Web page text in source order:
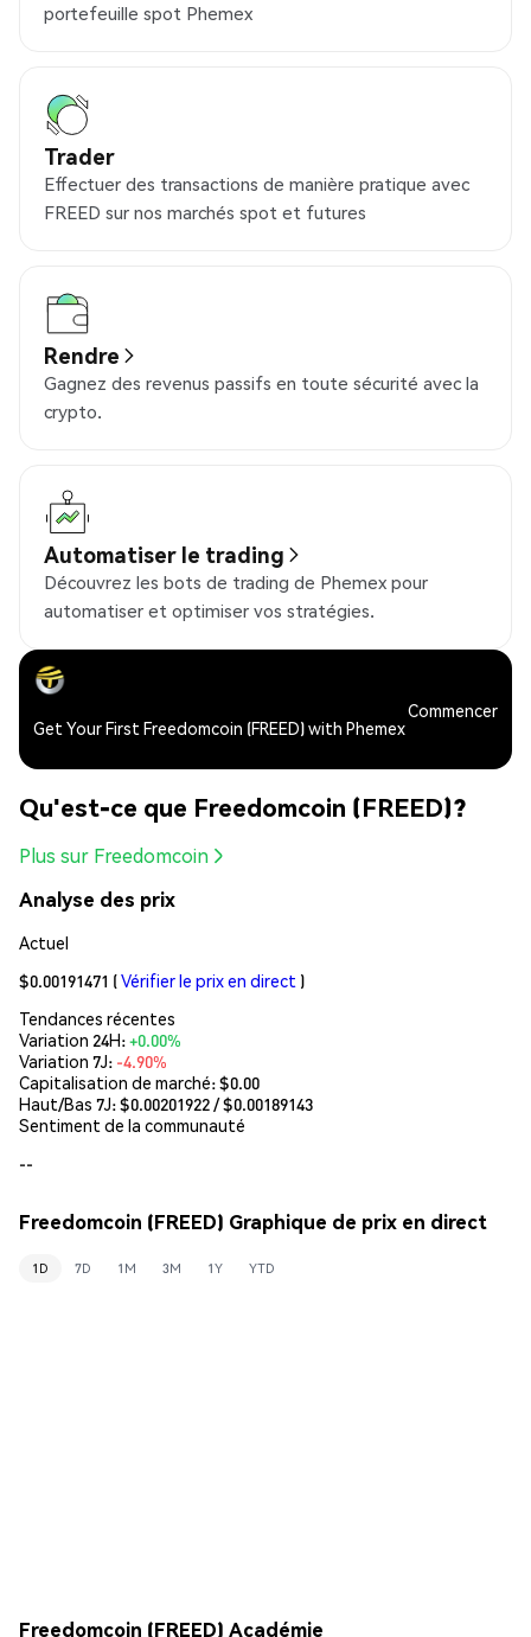
portefeuille spot Phemex
Trader
Effectuer des transactions de manière pratique avec
FREED sur nos marchés spot et futures
Rendre
Gagnez des revenus passifs en toute sécurité avec la
crypto.
Automatiser le trading
Découvrez les bots de trading de Phemex pour
automatiser et optimiser vos stratégies.
Get Your First Freedomcoin (FREED) with Phemex
Commencer
Qu'est-ce que Freedomcoin (FREED)?
Plus sur Freedomcoin
Analyse des prix
Actuel
$0.00191471 (Vérifier le prix en direct )
Tendances récentes
Variation 24H:+0.00%
Variation 7J: -4.90%
Capitalisation de marché:$0.00
Haut/Bas 7J: $0.00201922/ $0.00189143
Sentiment de la communauté
--
Freedomcoin (FREED) Graphique de prix en direct
1D 7D 1M 3M 1Y YTD
Freedomcoin (FREED) Académie